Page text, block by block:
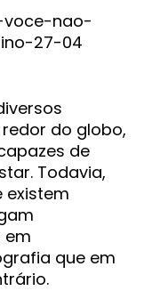
do globo,
de
Todavia,
existem
em
que em